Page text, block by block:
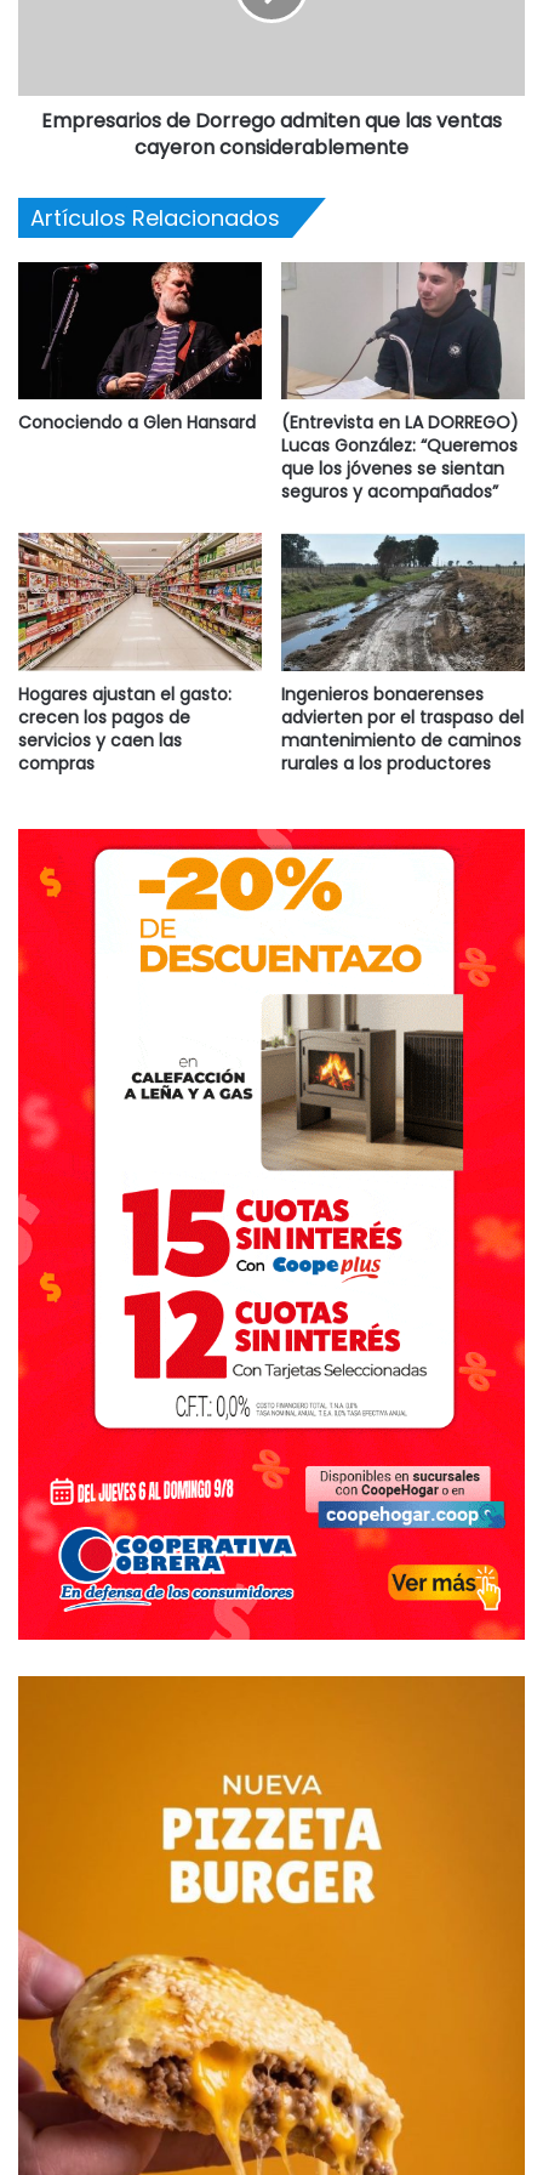
Empresarios de Dorrego admiten que las ventas
cayeron considerablemente
Artículos Relacionados
Conociendo a Glen Hansard
(Entrevista en LA DORREGO)
Lucas González: “Queremos
que los jóvenes se sientan
seguros y acompañados”
Hogares ajustan el gasto:
crecen los pagos de
servicios y caen las
compras
Ingenieros bonaerenses
advierten por el traspaso del
mantenimiento de caminos
rurales a los productores